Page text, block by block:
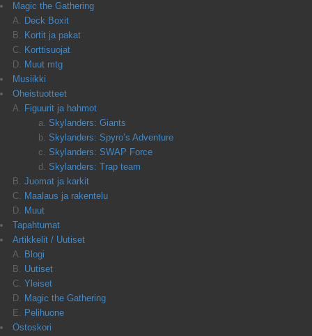
Magic the Gathering
Deck Boxit
Kortit ja pakat
Korttisuojat
Muut mtg
Musiikki
Oheistuotteet
Figuurit ja hahmot
Skylanders: Giants
Skylanders: Spyro’s Adventure
Skylanders: SWAP Force
Skylanders: Trap team
Juomat ja karkit
Maalaus ja rakentelu
Muut
Tapahtumat
Artikkelit / Uutiset
Blogi
Uutiset
Yleiset
Magic the Gathering
Pelihuone
Ostoskori